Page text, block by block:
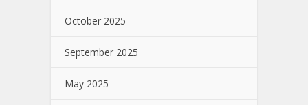
October 2025
September 2025
May 2025